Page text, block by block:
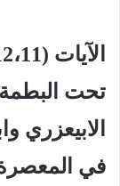
تحت
الابيعزري
في المعصرة